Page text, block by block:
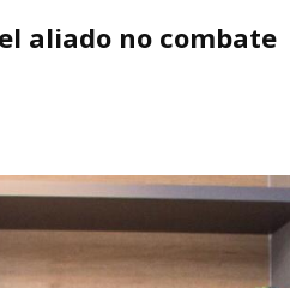
aliado no combate